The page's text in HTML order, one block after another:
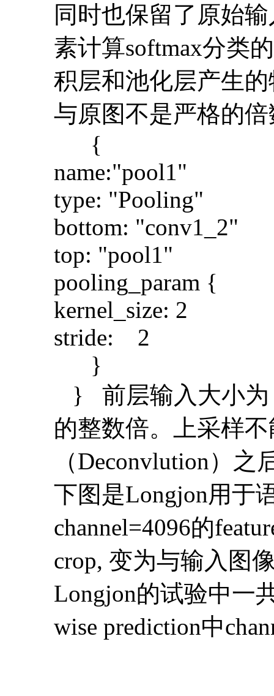
同时也保留了原始
素计算softmax分类
积层和池化层产生的
与原图不是严格的
{
type:
bottom:
top: "pool1"
kernel_size:
stride:
}
} 前层输入大小为
的整数倍。上采样
（Deconvlution）
下图是Longjon用于
channel=4096的
crop, 变为与输入图
Longjon的试验中一
wise prediction中